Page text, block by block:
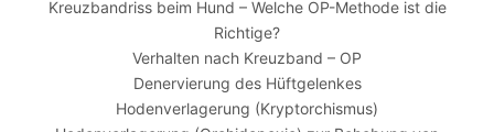
Kreuzbandriss beim Hund – Welche OP-Methode ist die
Richtige?
Verhalten nach Kreuzband – OP
Denervierung des Hüftgelenkes
Hodenverlagerung (Kryptorchismus)